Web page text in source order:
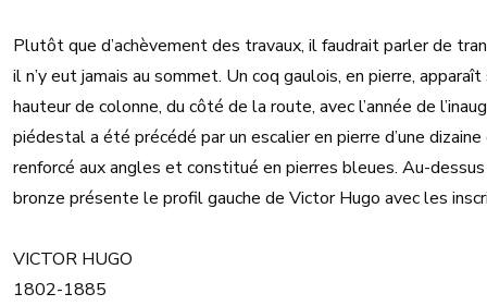
Plutôt que d’achèvement des travaux, il faudrait parler de
il n’y eut jamais au sommet. Un coq gaulois, en pierre,
hauteur de colonne, du côté de la route, avec l’année de
piédestal a été précédé par un escalier en pierre d’une
renforcé aux angles et constitué en pierres bleues. Au-
bronze présente le profil gauche de Victor Hugo avec les
VICTOR HUGO
1802-1885